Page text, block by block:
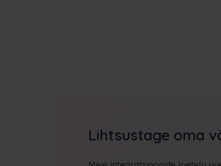
Lihtsustage oma